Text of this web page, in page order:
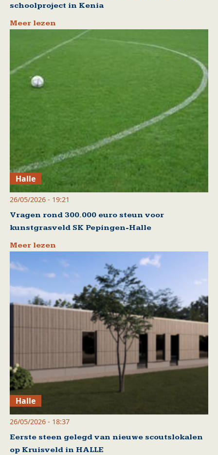
schoolproject in Kenia
Meer lezen
Halle
26/05/2026 - 19:21
Vragen rond 300.000 euro steun voor
kunstgrasveld SK Pepingen-Halle
Meer lezen
Halle
26/05/2026 - 18:37
Eerste steen gelegd van nieuwe scoutslokalen
op Kruisveld in HALLE